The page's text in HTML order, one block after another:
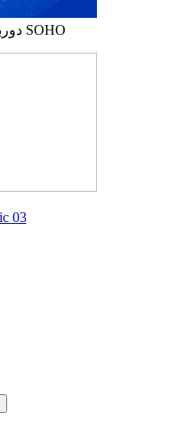
دوربین میدان دید باز SOHO